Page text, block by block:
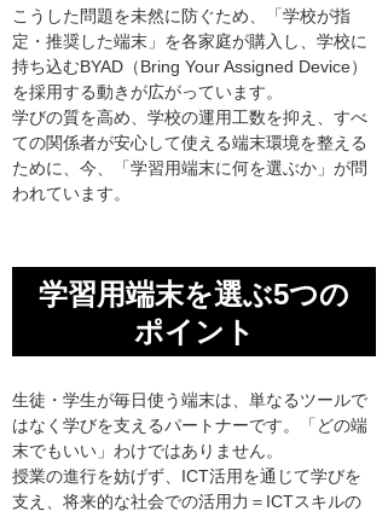
こうした問題を未然に防ぐため、「学校が指
定・推奨した端末」を各家庭が購入し、学校に
持ち込むBYAD（Bring Your Assigned Device）
を採用する動きが広がっています。
学びの質を高め、学校の運用工数を抑え、すべ
ての関係者が安心して使える端末環境を整える
ために、今、「学習用端末に何を選ぶか」が問
われています。
学習用端末を選ぶ5つの
ポイント
生徒・学生が毎日使う端末は、単なるツールで
はなく学びを支えるパートナーです。「どの端
末でもいい」わけではありません。
授業の進行を妨げず、ICT活用を通じて学びを
支え、将来的な社会での活用力＝ICTスキルの